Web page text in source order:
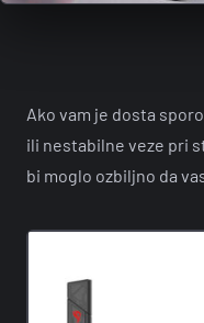
Ako vam je dosta
ili nestabilne veze pri
bi moglo ozbiljno da